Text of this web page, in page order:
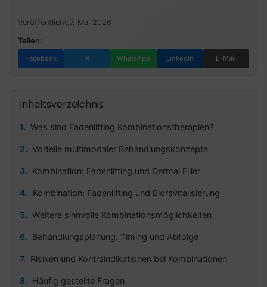
Veröffentlicht: 7. Mai 2026
Teilen:
Facebook X WhatsApp LinkedIn E-Mail
Inhaltsverzeichnis
Was sind Fadenlifting Kombinationstherapien?
Vorteile multimodaler Behandlungskonzepte
Kombination: Fadenlifting und Dermal Filler
Kombination: Fadenlifting und Biorevitalisierung
Weitere sinnvolle Kombinationsmöglichkeiten
Behandlungsplanung: Timing und Abfolge
Risiken und Kontraindikationen bei Kombinationen
Häufig gestellte Fragen